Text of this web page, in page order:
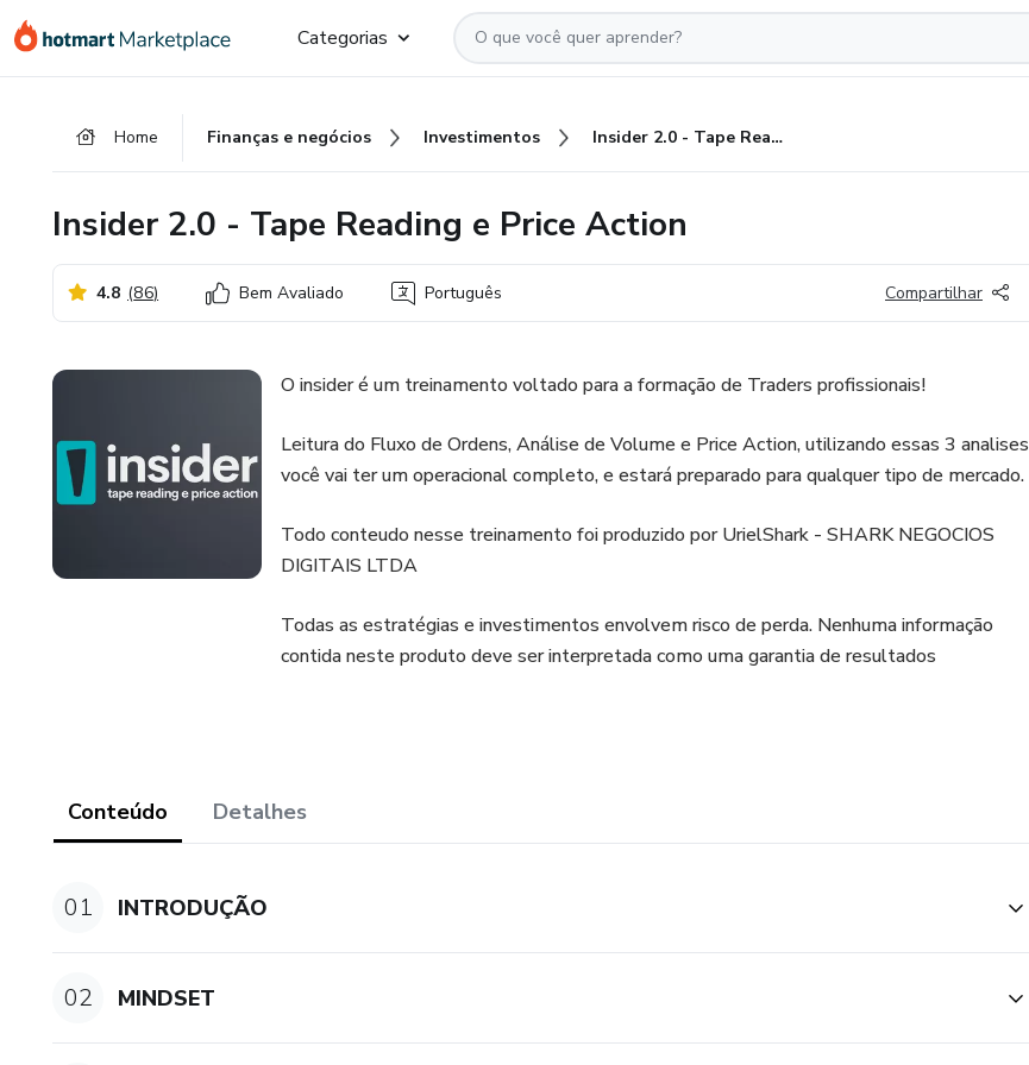
para
para
para
Categorias
Home Finanças e negócios Investimentos Insider 2.0 - Tape Reading e Price Action
Insider 2.0 - Tape Reading e Price Action
4.8 (86) Bem Avaliado Português Compartilhar
O insider é um treinamento voltado para a formação de Traders profissionais!
Leitura do Fluxo de Ordens, Análise de Volume e Price Action, utilizando essas 3 analises
você vai ter um operacional completo, e estará preparado para qualquer tipo de mercado.
Todo conteudo nesse treinamento foi produzido por UrielShark - SHARK NEGOCIOS
DIGITAIS LTDA
Todas as estratégias e investimentos envolvem risco de perda. Nenhuma informação
contida neste produto deve ser interpretada como uma garantia de resultados
Conteúdo Detalhes
01 INTRODUÇÃO
02 MINDSET